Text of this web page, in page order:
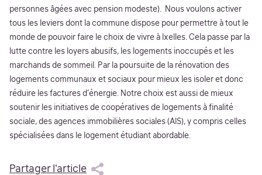
personnes âgées avec pension modeste). Nous voulons activer
tous les leviers dont la commune dispose pour permettre à tout le
monde de pouvoir faire le choix de vivre à Ixelles. Cela passe par la
lutte contre les loyers abusifs, les logements inoccupés et les
marchands de sommeil. Par la poursuite de la rénovation des
logements communaux et sociaux pour mieux les isoler et donc
réduire les factures d’énergie. Notre choix est aussi de mieux
soutenir les initiatives de coopératives de logements à finalité
sociale, des agences immobilières sociales (AIS), y compris celles
spécialisées dans le logement étudiant abordable.
Partager l'article